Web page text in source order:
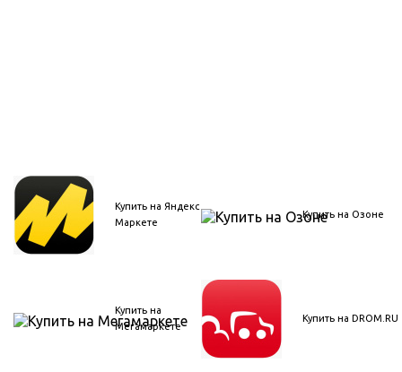
Купить на Яндекс
Маркете
Купить на Озоне
Купить на
Мегамаркете
Купить на DROM.RU